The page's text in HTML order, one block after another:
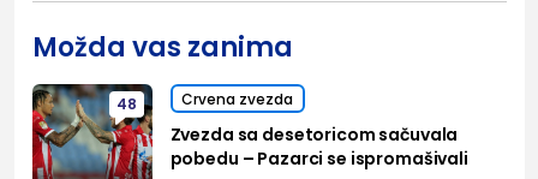
Možda vas zanima
48 Crvena zvezda
Zvezda sa desetoricom sačuvala
pobedu – Pazarci se ispromašivali